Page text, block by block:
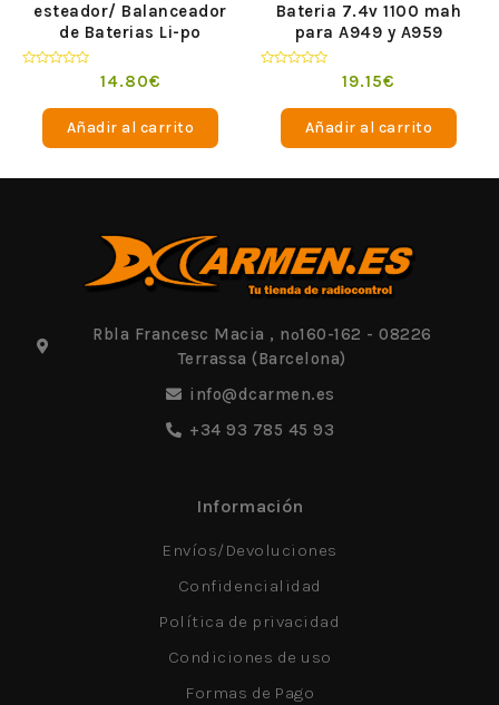
esteador/ Balanceador
de Baterias Li-po
14.80€
Añadir al carrito
Bateria 7.4v 1100 mah
para A949 y A959
19.15€
Añadir al carrito
Rbla Francesc Macia , nº160-162 - 08226
Terrassa (Barcelona)
info@dcarmen.es
+34 93 785 45 93
Información
Envíos/Devoluciones
Confidencialidad
Política de privacidad
Condiciones de uso
Formas de Pago